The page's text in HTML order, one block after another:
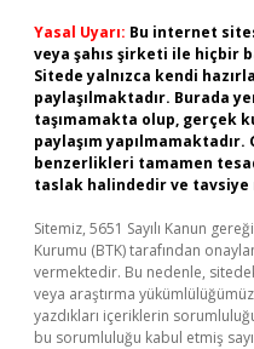
Yasal Uyarı: Bu internet
veya şahıs şirketi ile hiçbir
Sitede yalnızca kendi
paylaşılmaktadır. Burada
taşımamakta olup, gerçek
paylaşım
benzerlikleri tamamen
taslak halindedir ve tavsiye
Sitemiz, 5651 Sayılı Kanun
Kurumu (BTK) tarafından
vermektedir. Bu nedenle,
veya araştırma
yazdıkları içeriklerin
bu sorumluluğu kabul etmiş